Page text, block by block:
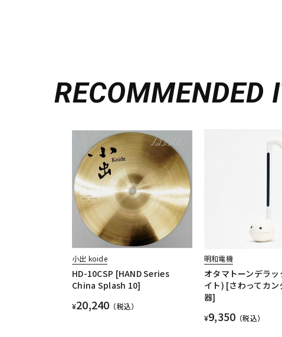
RECOMMENDED
小出 koide
HD-10CSP [HAND Series
China Splash 10]
¥20,240 （税込）
明和電機
オタマトーンデラッ
イト) [さわってカン
器]
¥9,350 （税込）